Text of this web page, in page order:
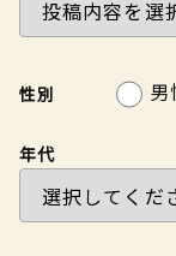
性別 男
年代